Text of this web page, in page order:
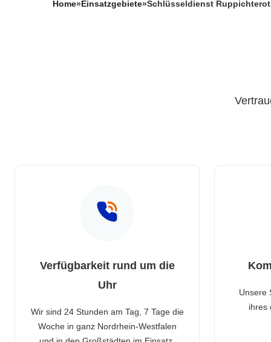
Home» Einsatzgebiete»Schlüsseldienst
Verfügbarkeit rund um die
Uhr
Wir sind 24 Stunden am Tag, 7 Tage die
Woche in ganz Nordrhein-Westfalen
Unsere
ihres